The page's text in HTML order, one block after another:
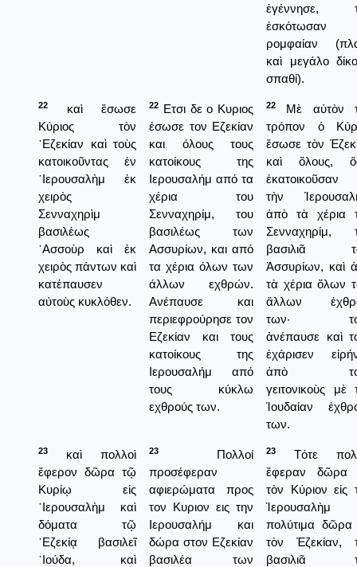
ἐγέννησε,
ἐσκότωσαν
ρομφαίαν
καὶ μεγάλο
σπαθί).
22
καὶ ἔσωσε
Κύριος τὸν
᾿Εζεκίαν καὶ τοὺς
κατοικοῦντας ἐν
῾Ιερουσαλὴμ ἐκ
χειρὸς
Σενναχηρὶμ
βασιλέως
᾿Ασσοὺρ καὶ ἐκ
χειρὸς πάντων καὶ
κατέπαυσεν
αὐτοὺς κυκλόθεν.
22 Ετσι δε ο Κυριος
έσωσε τον Εζεκίαν
και όλους τους
κατοίκους της
Ιερουσαλήμ από τα
χέρια του
Σενναχηρίμ, του
βασιλέως των
Ασσυρίων, και από
τα χέρια όλων των
άλλων εχθρών.
Ανέπαυσε και
περιεφρούρησε τον
Εζεκίαν και τους
κατοίκους της
Ιερουσαλήμ από
τους κύκλω
εχθρούς των.
22
Μὲ αὐτὸν
τρόπον ὁ
ἔσωσε τὸν
καὶ ὅλους,
ἐκατοικοῦσαν
τὴν
ἀπὸ τὰ χέρια
Σενναχηρίμ,
βασιλιᾶ
Ἀσσυρίων, καὶ
τὰ χέρια ὅλων
ἄλλων
των·
ἀνέπαυσε καὶ
ἐχάρισεν
ἀπὸ
γειτονικοὺς μὲ
Ἰουδαίαν
των.
23
καὶ πολλοὶ
ἔφερον δῶρα τῷ
Κυρίῳ εἰς
῾Ιερουσαλὴμ καὶ
δόματα τῷ
᾿Εζεκίᾳ βασιλεῖ
᾿Ιούδα, καὶ
23
Πολλοί
προσέφεραν
αφιερώματα προς
τον Κυριον εις την
Ιερουσαλήμ και
δώρα στον Εζεκίαν
βασιλέα των
23
Τότε
ἔφεραν δῶρα
τὸν Κύριον εἰς
Ἱερουσαλὴμ
πολύτιμα δῶρα
τὸν Ἐζεκίαν,
βασιλιᾶ